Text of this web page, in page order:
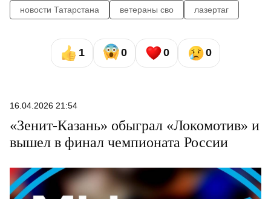
новости Татарстана
ветераны сво лазертаг
1 0 0 0
16.04.2026 21:54
«Зенит-Казань» обыграл «Локомотив» и
вышел в финал чемпионата России